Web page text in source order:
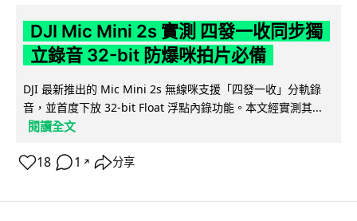
DJI Mic Mini 2s 實測 四發一收同步獨
立錄音 32-bit 防爆咪拍片必備
DJI 最新推出的 Mic Mini 2s 無線咪支援「四發一收」分軌錄
音，並首度下放 32-bit Float 浮點內錄功能。本文經實測其...
閱讀全文
18 1 ↗ 分享